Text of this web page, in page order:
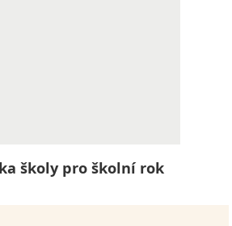
školy pro školní rok